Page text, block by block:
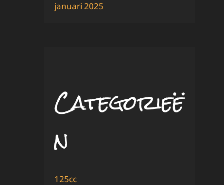
januari 2025
Categorieë
n
125cc